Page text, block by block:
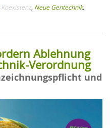
Koexistenz, Neue Gentechnik,
Ablehnung
Verordnung
und